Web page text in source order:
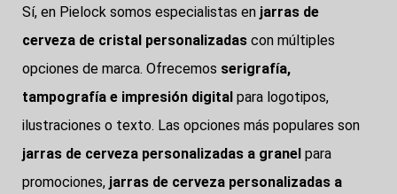
Sí, en Pielock somos especialistas en jarras de
cerveza de cristal personalizadas con múltiples
opciones de marca. Ofrecemos serigrafía,
tampografía e impresión digital para logotipos,
ilustraciones o texto. Las opciones más populares son
jarras de cerveza personalizadas a granel para
promociones, jarras de cerveza personalizadas a